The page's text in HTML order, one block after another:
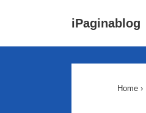
iPaginablog
Home ›